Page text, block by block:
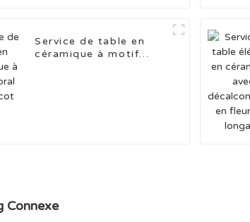
Service de table en
céramique à motif
Connexe